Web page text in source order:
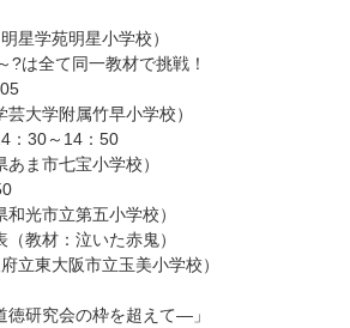
星学苑明星小学校）
?は全て同一教材で挑戦！
竹早小学校）
：30～14：50
宝小学校）
五小学校）
教材：泣いた赤鬼）
大阪市立玉美小学校）
研究会の枠を超えて―」